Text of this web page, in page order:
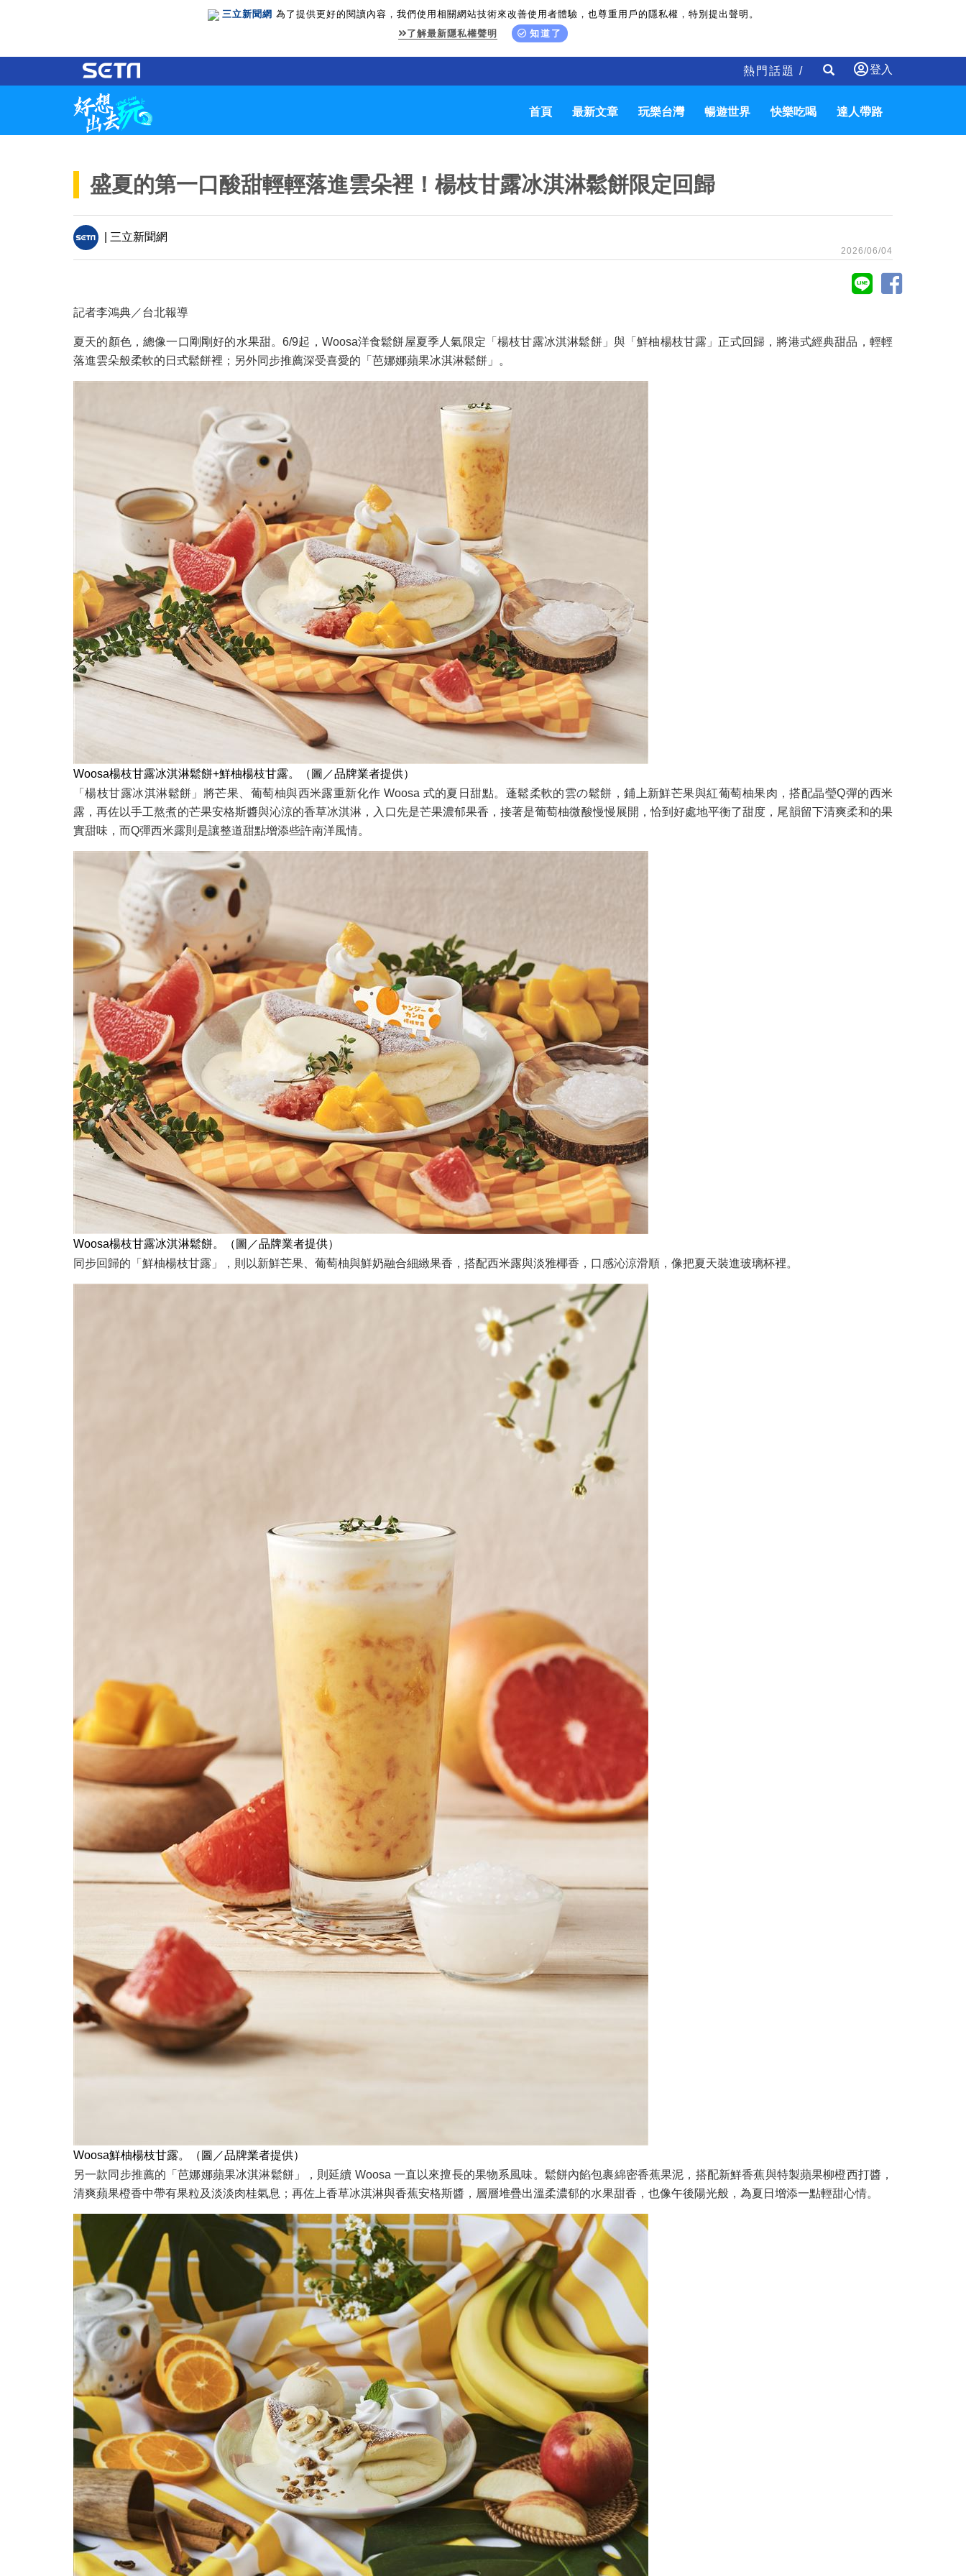
三立新聞網 為了提供更好的閱讀內容，我們使用相關網站技術來改善使用者體驗，也尊重用戶的隱私權，特別提出聲明。
了解最新隱私權聲明
知道了
登入
熱門話題 /
首頁 最新文章 玩樂台灣 暢遊世界 快樂吃喝 達人帶路
盛夏的第一口酸甜輕輕落進雲朵裡！楊枝甘露冰淇淋鬆餅限定回歸
| 三立新聞網
2026/06/04
記者李鴻典／台北報導
夏天的顏色，總像一口剛剛好的水果甜。6/9起，Woosa洋食鬆餅屋夏季人氣限定「楊枝甘露冰淇淋鬆餅」與「鮮柚楊枝甘露」正式回歸，將港式經典甜品，輕輕
落進雲朵般柔軟的日式鬆餅裡；另外同步推薦深受喜愛的「芭娜娜蘋果冰淇淋鬆餅」。
Woosa楊枝甘露冰淇淋鬆餅+鮮柚楊枝甘露。（圖／品牌業者提供）
「楊枝甘露冰淇淋鬆餅」將芒果、葡萄柚與西米露重新化作 Woosa 式的夏日甜點。蓬鬆柔軟的雲の鬆餅，鋪上新鮮芒果與紅葡萄柚果肉，搭配晶瑩Q彈的西米
露，再佐以手工熬煮的芒果安格斯醬與沁涼的香草冰淇淋，入口先是芒果濃郁果香，接著是葡萄柚微酸慢慢展開，恰到好處地平衡了甜度，尾韻留下清爽柔和的果
實甜味，而Q彈西米露則是讓整道甜點增添些許南洋風情。
Woosa楊枝甘露冰淇淋鬆餅。（圖／品牌業者提供）
同步回歸的「鮮柚楊枝甘露」，則以新鮮芒果、葡萄柚與鮮奶融合細緻果香，搭配西米露與淡雅椰香，口感沁涼滑順，像把夏天裝進玻璃杯裡。
Woosa鮮柚楊枝甘露。（圖／品牌業者提供）
另一款同步推薦的「芭娜娜蘋果冰淇淋鬆餅」，則延續 Woosa 一直以來擅長的果物系風味。鬆餅內餡包裹綿密香蕉果泥，搭配新鮮香蕉與特製蘋果柳橙西打醬，
清爽蘋果橙香中帶有果粒及淡淡肉桂氣息；再佐上香草冰淇淋與香蕉安格斯醬，層層堆疊出溫柔濃郁的水果甜香，也像午後陽光般，為夏日增添一點輕甜心情。